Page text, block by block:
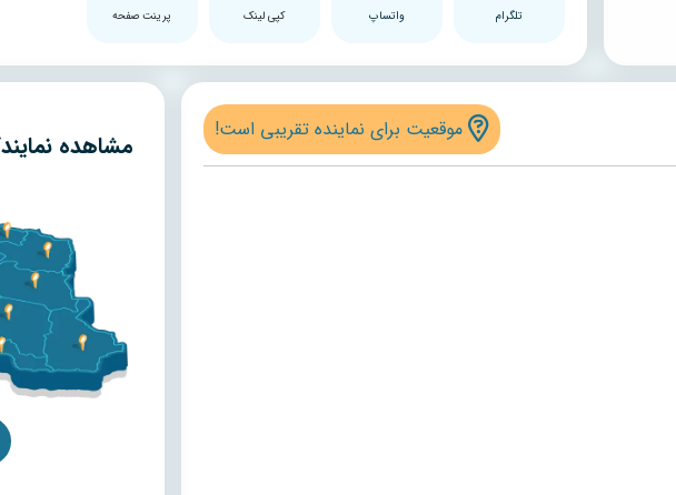
تلگرام واتساپ کپی لینک پرینت صفحه
موقعیت برای نماینده تقریبی است!
مشاهده